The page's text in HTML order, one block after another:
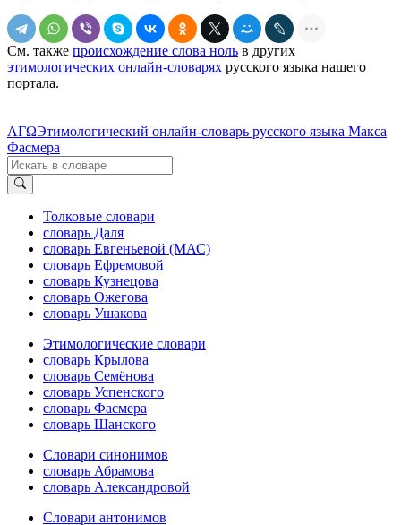
См. также происхождение слова ноль в других
этимологических онлайн-словарях русского языка нашего
портала.
ΛΓΩЭтимологический онлайн-словарь русского языка Макса
Фасмера
Толковые словари
словарь Даля
словарь Евгеньевой (МАС)
словарь Ефремовой
словарь Кузнецова
словарь Ожегова
словарь Ушакова
Этимологические словари
словарь Крылова
словарь Семёнова
словарь Успенского
словарь Фасмера
словарь Шанского
Словари синонимов
словарь Абрамова
словарь Александровой
Словари антонимов